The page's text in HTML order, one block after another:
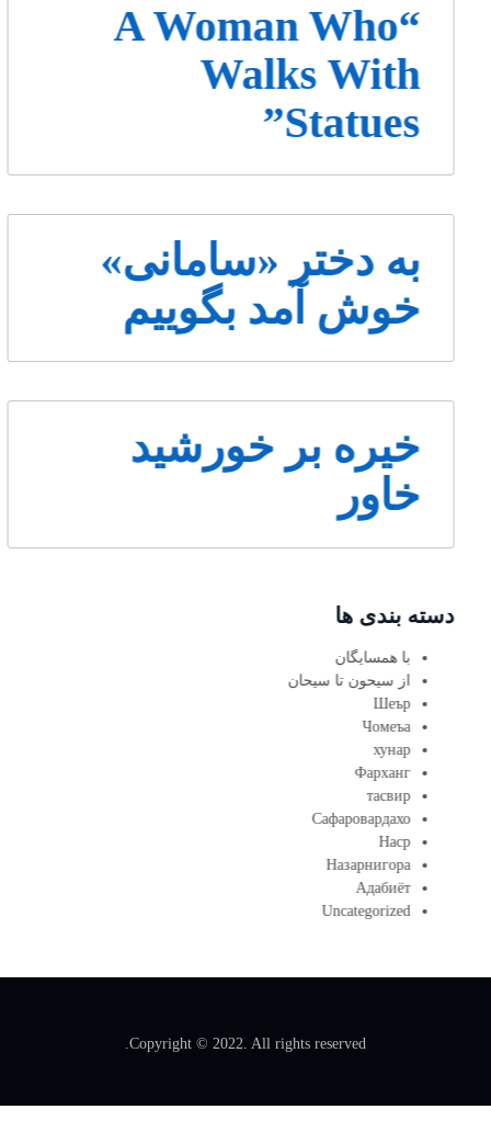
“A Woman Who
Walks With
Statues”
به دختر «سامانی»
خوش آمد بگوییم
خیره بر خورشید
خاور
دسته بندی ها
با همسایگان
از سیحون تا سیحان
Шеър
Чомеъа
хунар
Фарханг
тасвир
Сафаровардахо
Наср
Назарнигора
Адабиёт
Uncategorized
Copyright © 2022. All rights reserved.